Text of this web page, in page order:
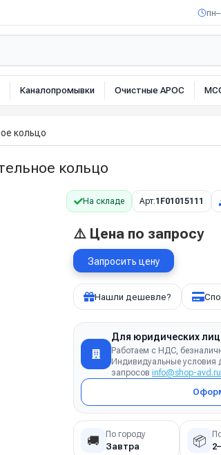
Каналопромывки Очистные АРОС
кольцо
кольцо
На складе Арт:1F01015111
⚠️ Цена по запросу
Запросить цену
Нашли дешевле?
Для юридических лиц
Работаем с НДС,
Индивидуальные условия
запросов info@shop-avd.ru
🚚 По городу
Завтра 📦